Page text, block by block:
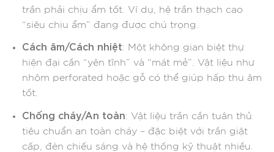
trần phải chịu ẩm tốt. Ví dụ, hệ trần thạch cao
“siêu chịu ẩm” đang được chú trọng.
Cách âm/Cách nhiệt: Một không gian biệt thự
hiện đại cần “yên tĩnh” và “mát mẻ”. Vật liệu như
nhôm perforated hoặc gỗ có thể giúp hấp thu âm
tốt.
Chống cháy/An toàn: Vật liệu trần cần tuân thủ
tiêu chuẩn an toàn cháy – đặc biệt với trần giật
cấp, đèn chiếu sáng và hệ thống kỹ thuật nhiều.